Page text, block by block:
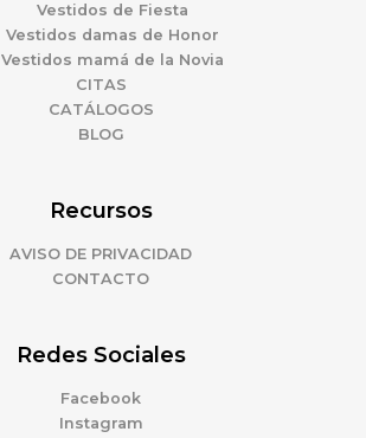
Vestidos de Fiesta
Vestidos damas de Honor
Vestidos mamá de la Novia
CITAS
CATÁLOGOS
BLOG
Recursos
AVISO DE PRIVACIDAD
CONTACTO
Redes Sociales
Facebook
Instagram